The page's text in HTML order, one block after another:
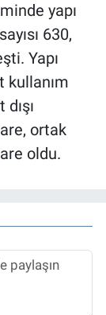
yapı
630,
Yapı
kullanım
ortak
oldu.